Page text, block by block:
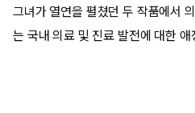
그녀가 열연을 펼쳤던 두 작품에서
는 국내 의료 및 진료 발전에 대한 애